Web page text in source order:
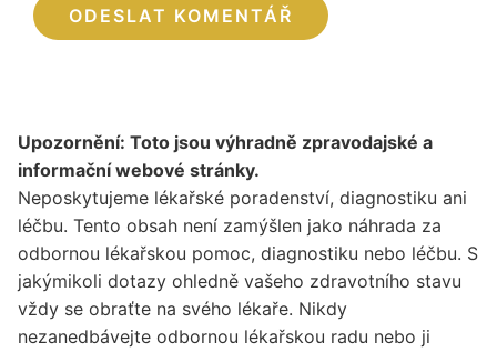
Upozornění: Toto jsou výhradně zpravodajské a
informační webové stránky.
Neposkytujeme lékařské poradenství, diagnostiku ani
léčbu. Tento obsah není zamýšlen jako náhrada za
odbornou lékařskou pomoc, diagnostiku nebo léčbu. S
jakýmikoli dotazy ohledně vašeho zdravotního stavu
vždy se obraťte na svého lékaře. Nikdy
nezanedbávejte odbornou lékařskou radu nebo ji